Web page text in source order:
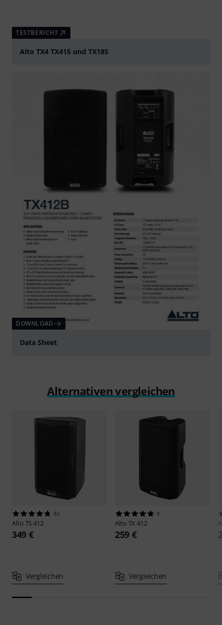
TESTBERICHT
Alto TX4 TX415 und TX18S
DOWNLOAD
Data Sheet
Alternativen vergleichen
83
Alto TS 412
349 €
Vergleichen
8
Alto TX 412
259 €
Vergleichen